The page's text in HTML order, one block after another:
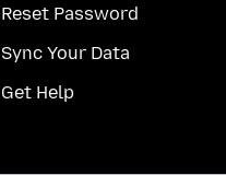
Reset Password
Sync Your Data
Get Help